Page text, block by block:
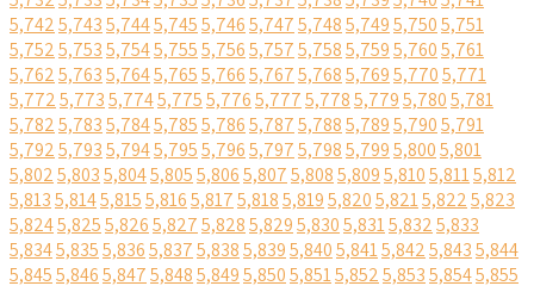
5,7425,7435,7445,7455,7465,7475,7485,7495,7505,751
5,7525,7535,7545,7555,7565,7575,7585,7595,7605,761
5,7625,7635,7645,7655,7665,7675,7685,7695,7705,771
5,7725,7735,7745,7755,7765,7775,7785,7795,7805,781
5,7825,7835,7845,7855,7865,7875,7885,7895,7905,791
5,7925,7935,7945,7955,7965,7975,7985,7995,8005,801
5,8025,8035,8045,8055,8065,8075,8085,8095,8105,8115,812
5,8135,8145,8155,8165,8175,8185,8195,8205,8215,8225,823
5,8245,8255,8265,8275,8285,8295,8305,8315,8325,833
5,8345,8355,8365,8375,8385,8395,8405,8415,8425,8435,844
5,8455,8465,8475,8485,8495,8505,8515,8525,8535,8545,855